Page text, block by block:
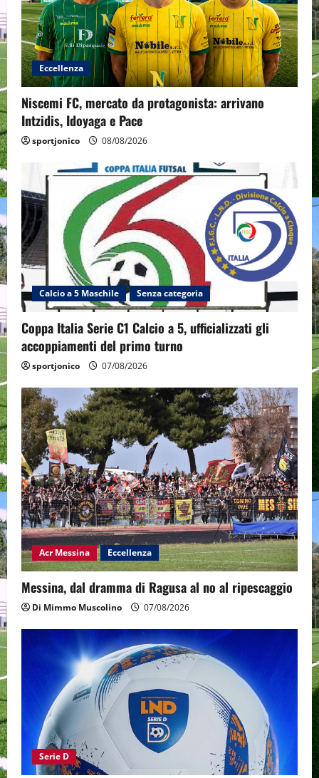
Eccellenza
Niscemi FC, mercato da protagonista: arrivano
Intzidis, Idoyaga e Pace
sportjonico 08/08/2026
Calcio a 5 Maschile Senza categoria
Coppa Italia Serie C1 Calcio a 5, ufficializzati gli
accoppiamenti del primo turno
sportjonico 07/08/2026
Acr Messina Eccellenza
Messina, dal dramma di Ragusa al no al ripescaggio
Di Mimmo Muscolino 07/08/2026
Serie D